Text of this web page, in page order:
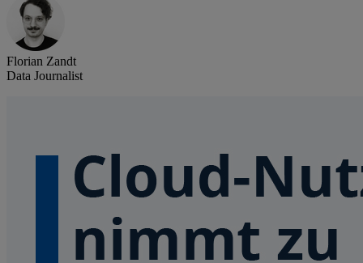
Florian Zandt
Data Journalist